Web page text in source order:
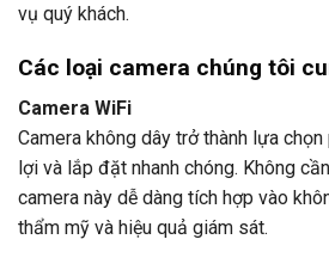
vụ quý khách.
Các loại camera chúng tôi
Camera WiFi
Camera không dây trở thành lựa
lợi và lắp đặt nhanh chóng. Không
camera này dễ dàng tích hợp vào
thẩm mỹ và hiệu quả giám sát.